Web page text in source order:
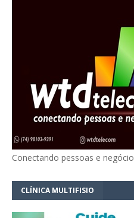
Conectando pessoas e
CLÍNICA MULTIFISIO